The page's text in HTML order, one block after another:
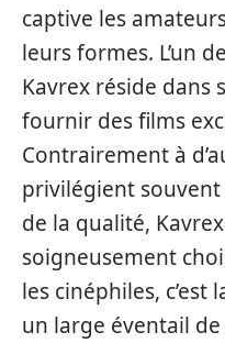
captive les
leurs formes. L’un
Kavrex réside dans
fournir des films
Contrairement à
privilégient
de la qualité,
soigneusement
les cinéphiles, c’est
un large éventail